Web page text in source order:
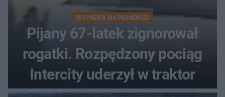
WYPADEK NA POMORZU
Pijany 67-latek zignorował
rogatki. Rozpędzony pociąg
Intercity uderzył w traktor